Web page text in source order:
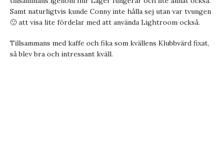
Samt naturligtvis kunde Conny inte hålla sej utan var tvungen
🙂 att visa lite fördelar med att använda Lightroom också.
Tillsammans med kaffe och fika som kvällens Klubbvärd fixat,
så blev bra och intressant kväll.